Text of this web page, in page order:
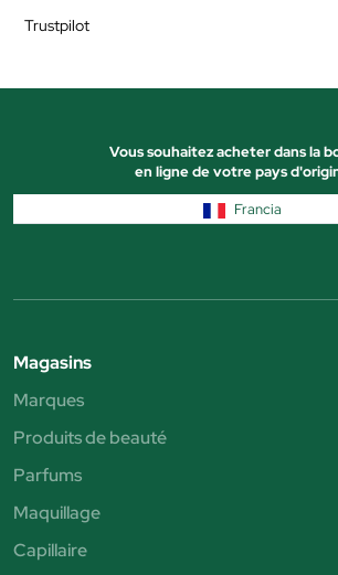
Trustpilot
Vous souhaitez acheter dans la
en ligne de votre pays
Francia
Magasins
Marques
Produits de beauté
Parfums
Maquillage
Capillaire